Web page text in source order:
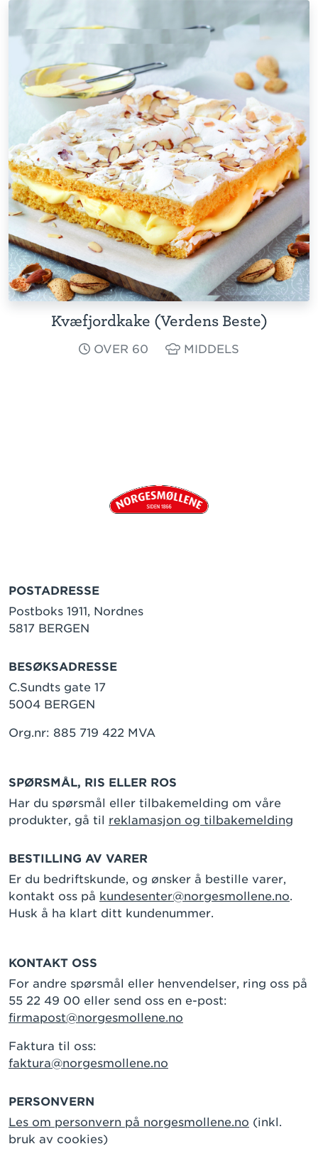
Kvæfjordkake (Verdens Beste)
OVER 60 MIDDELS
POSTADRESSE
Postboks 1911, Nordnes
5817 BERGEN
BESØKSADRESSE
C.Sundts gate 17
5004 BERGEN
Org.nr: 885 719 422 MVA
SPØRSMÅL, RIS ELLER ROS
Har du spørsmål eller tilbakemelding om våre
produkter, gå til reklamasjon og tilbakemelding
BESTILLING AV VARER
Er du bedriftskunde, og ønsker å bestille varer,
kontakt oss på kundesenter@norgesmollene.no.
Husk å ha klart ditt kundenummer.
KONTAKT OSS
For andre spørsmål eller henvendelser, ring oss på
55 22 49 00 eller send oss en e-post:
firmapost@norgesmollene.no
Faktura til oss:
faktura@norgesmollene.no
PERSONVERN
Les om personvern på norgesmollene.no (inkl.
bruk av cookies)